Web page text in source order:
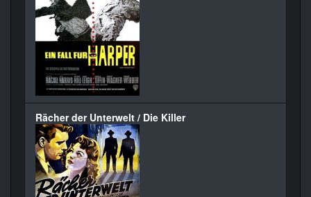
Rächer der Unterwelt / Die Killer